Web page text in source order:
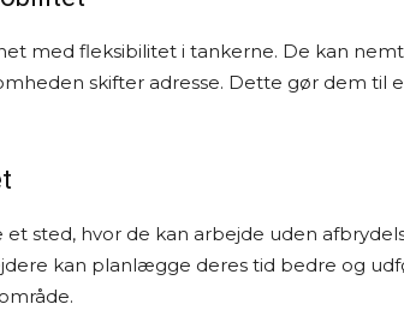
med fleksibilitet i tankerne. De kan
skifter adresse. Dette gør dem til
et sted, hvor de kan arbejde uden
kan planlægge deres tid bedre og